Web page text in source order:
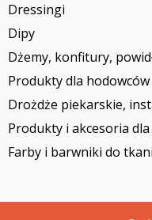
Dressingi
Dipy
Dżemy, konfitury,
Produkty dla hodowców
Drożdże piekarskie,
Produkty i akcesoria
Farby i barwniki do